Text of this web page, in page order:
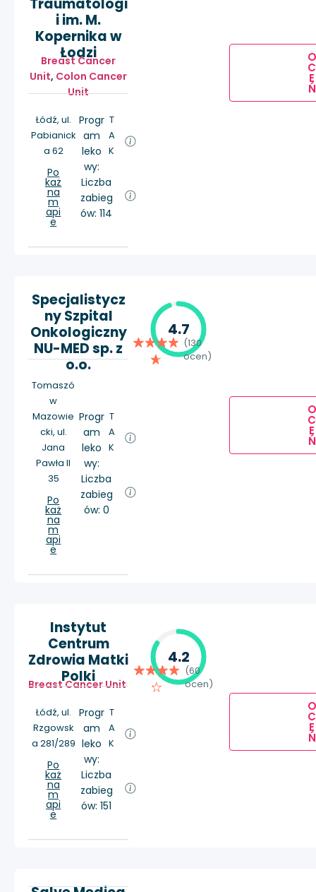
Traumatologi
i im. M.
Kopernika w
Łodzi
Breast Cancer
Unit, Colon Cancer
Unit
Łódź, ul.
Pabianick
a 62
Po
każ
na
m
api
e
Progr
am
leko
wy:
T
A
K
Liczba
zabieg
ów: 114
O
C
E
Ń
Specjalistycz
ny Szpital
Onkologiczny
NU-MED sp. z
o.o.
Tomaszó
w
Mazowie
cki, ul.
Jana
Pawła II
35
Po
każ
na
m
api
e
Progr
am
leko
wy:
T
A
K
Liczba
zabieg
ów: 0
4.7
(130
ocen)
O
C
E
Ń
Instytut
Centrum
Zdrowia Matki
Polki
Breast Cancer Unit
Łódź, ul.
Rzgowsk
a 281/289
Po
każ
na
m
api
e
Progr
am
leko
wy:
T
A
K
Liczba
zabieg
ów: 151
4.2
(60
ocen)
O
C
E
Ń